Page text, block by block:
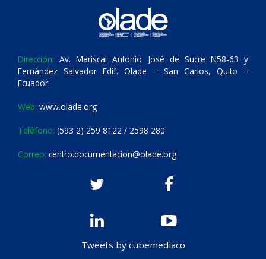
Dirección: Av. Mariscal Antonio José de Sucre N58-63 y
Fernández Salvador Edif. Olade – San Carlos, Quito –
Ecuador.
Web: www.olade.org
Teléfono: (593 2) 259 8122 / 2598 280
Correo: centro.documentacion@olade.org
Tweets by cubemediaco